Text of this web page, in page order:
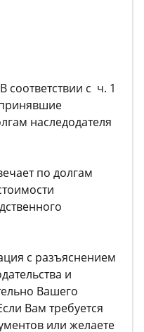
соответствии с ч. 1
наследодателя
по долгам
с разъяснением
и
Вашего
Вам требуется
или желаете